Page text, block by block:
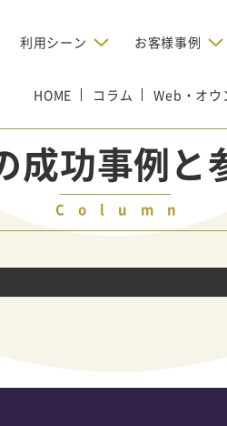
デジタルリクルーティング
ルーティン
利用シーン
わせを増やしたい
ナーの集客を増や
ティングで成果を
グ広告で成果を上
BtoBの
新規開
採用コ
営業が
お客様事例
スの認知度向上と文
て効果的なメールマ
営業の成果
ルマーケテ
HOME コラム Web・オウ
成功事例と
Column